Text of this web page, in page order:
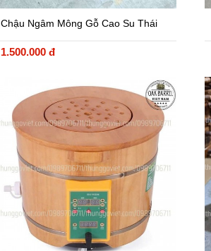
Chậu Ngâm Mông Gỗ Cao Su Thái
1.500.000 đ